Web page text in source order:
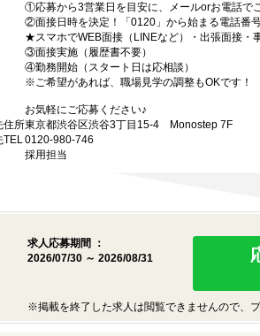
①応募から3営業日を目安に、メールorお電話で
②面接日時を決定！「0120」から始まる電話番
★スマホでWEB面接（LINEなど）・出張面接・
③面接実施（履歴書不要）
④勤務開始（スタート日は応相談）
※ご希望があれば、職場見学の調整もOKです！
お気軽にご応募ください♪
住所東京都渋谷区渋谷3丁目15-4 Monostep 7F
TEL0120-980-746
採用担当
求人応募期間 ：
2026/07/30 ～ 2026/08/31
※掲載を終了した求人は閲覧できませんので、